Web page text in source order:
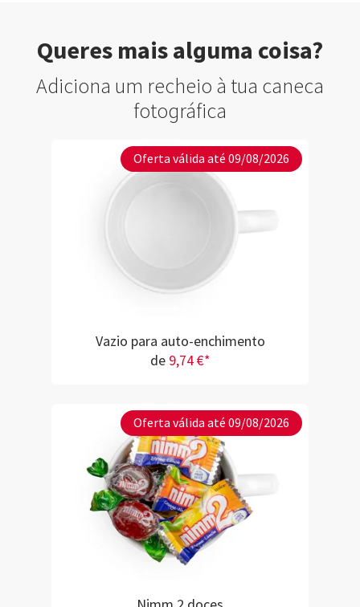
Queres mais alguma coisa?
Adiciona um recheio à tua caneca
fotográfica
Oferta válida até 09/08/2026
Vazio para auto-enchimento
de 9,74 €*
Oferta válida até 09/08/2026